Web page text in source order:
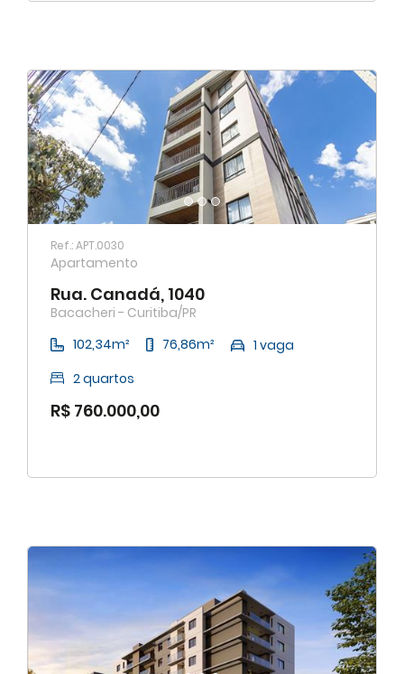
Ref.: APT.0030
Apartamento
Rua. Canadá, 1040
Bacacheri - Curitiba/PR
102,34m²
76,86m²
1 vaga
2 quartos
R$ 760.000,00